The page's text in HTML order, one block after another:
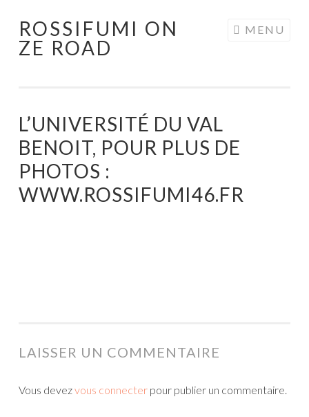
Aller
au
ROSSIFUMI ON
ZE ROAD
MENU
L’UNIVERSITÉ DU VAL
BENOIT, POUR PLUS DE
PHOTOS :
WWW.ROSSIFUMI46.FR
LAISSER UN COMMENTAIRE
Vous devezvous connecter pour publier un commentaire.